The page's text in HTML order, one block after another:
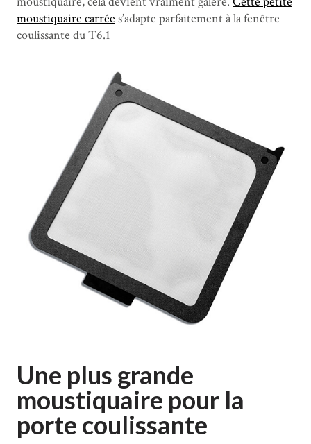
moustiquaire carrée s’adapte parfaitement à la fenêtre
coulissante du T6.1
Une plus grande
moustiquaire pour la
porte coulissante